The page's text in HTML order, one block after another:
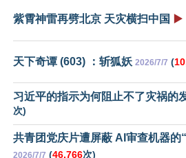
紫霄神雷再劈北京 天灾横扫中国 ▶️
天下奇谭 (603) ：斩狐妖 2026/7/7 (
习近平的指示为何阻止不了灾祸的
次)
共青团党庆片遭屏蔽 AI审查机器的
2026/7/7 (46,766次)